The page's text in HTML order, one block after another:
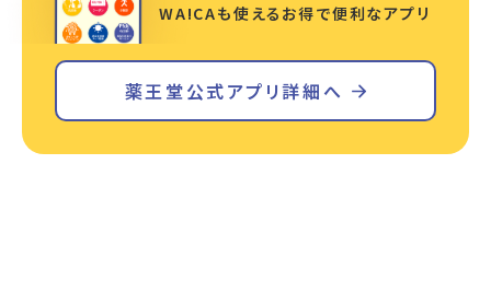
WA!CAも使えるお得で便利なアプリ
薬王堂公式アプリ詳細へ